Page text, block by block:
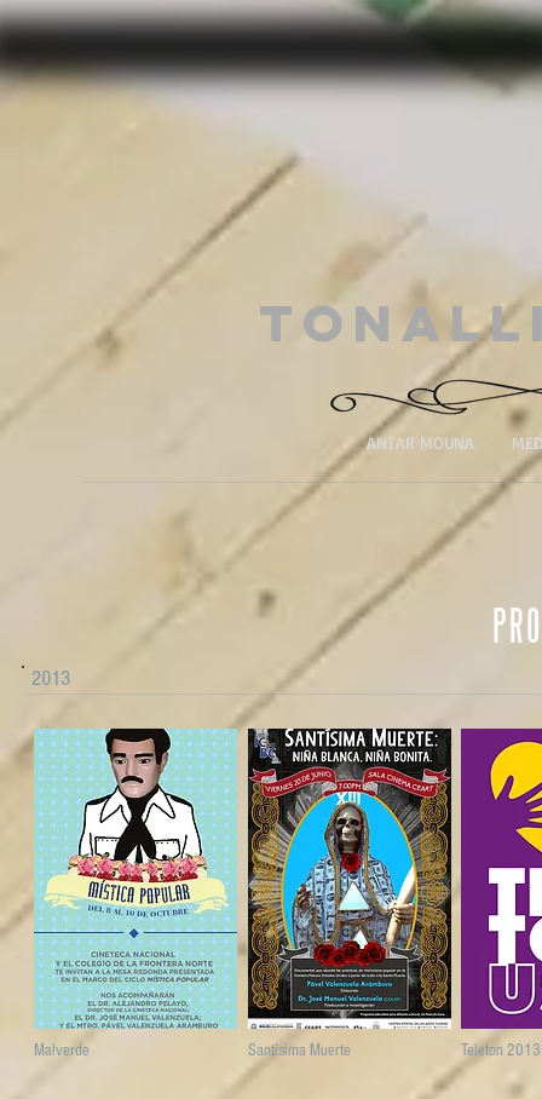
ANTAR MOUNA
2013
Malverde Santísima Muerte Teleton 2013